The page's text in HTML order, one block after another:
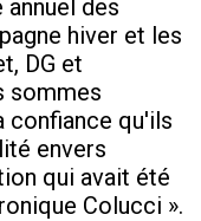
des
hiver et les
DG et
sommes
confiance qu'ils
envers
qui avait été
Colucci ».